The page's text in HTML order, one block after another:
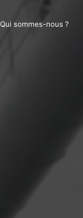
Qui sommes-nous ?